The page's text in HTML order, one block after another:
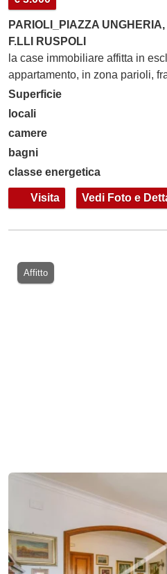
PARIOLI_PIAZZA
F.LLI RUSPOLI
la case immobiliare affitta in
appartamento, in zona parioli,
Superficie
locali
camere
bagni
classe energetica
Visita Vedi Foto e
Affitto